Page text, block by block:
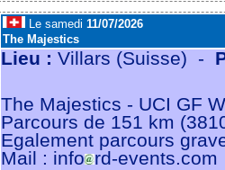
Le samedi 11/07/2026
The Majestics
Lieu : Villars (Suisse) -
The Majestics - UCI GF
Parcours de 151 km
Egalement parcours
Mail : info rd-events.com